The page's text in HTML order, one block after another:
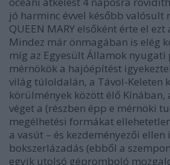
jó harminc évvel később
QUEEN MARY elsőként érte el ezt
Mindez már önmagában is elég
míg az Egyesült Államok nyugati
mérnökök a hajóépítést
világ túloldalán, a Távol-Keleten
körülmények között élő
véget a (részben épp e mérnöki
megélhetési formákat
a vasút – és kezdeményezői
bokszerlázadás (ebből a
egyik utolsó gépromboló